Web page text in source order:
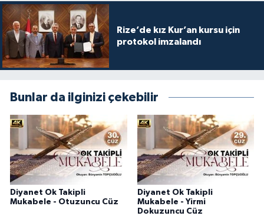
Rize’de kız Kur’an kursu için
protokol imzalandı
Bunlar da ilginizi çekebilir
Diyanet Ok Takipli
Mukabele - Otuzuncu Cüz
Diyanet Ok Takipli
Mukabele - Yirmi
Dokuzuncu Cüz